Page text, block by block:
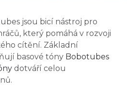
jsou bicí nástroj pro
který pomáhá v rozvoji
cítění. Základní
basové tóny Bobotubes
dotváří celou